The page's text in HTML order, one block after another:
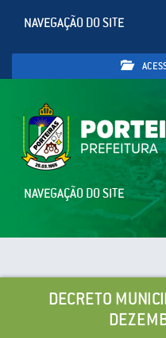
NAVEGAÇÃO DO SITE
NAVEGAÇÃO DO SITE
DECRETO